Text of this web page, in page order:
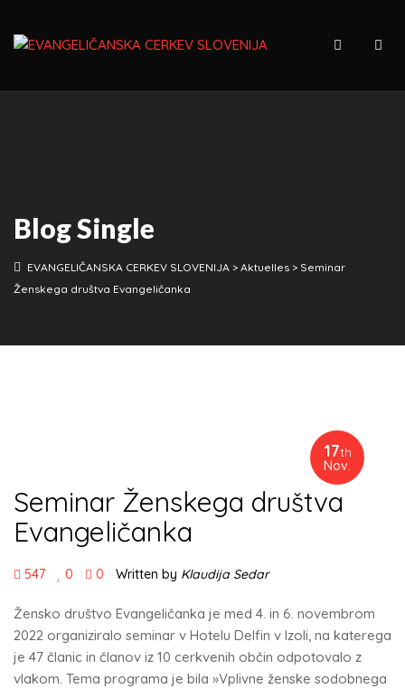
Blog Single
EVANGELIČANSKA CERKEV SLOVENIJA > Aktuelles > Seminar
Ženskega društva Evangeličanka
17th
Nov.
Seminar Ženskega društva
Evangeličanka
547 0 0 Written by Klaudija Sedar
Žensko društvo Evangeličanka je med 4. in 6. novembrom
2022 organiziralo seminar v Hotelu Delfin v Izoli, na katerega
je 47 članic in članov iz 10 cerkvenih občin odpotovalo z
vlakom. Tema programa je bila »Vplivne ženske sodobnega